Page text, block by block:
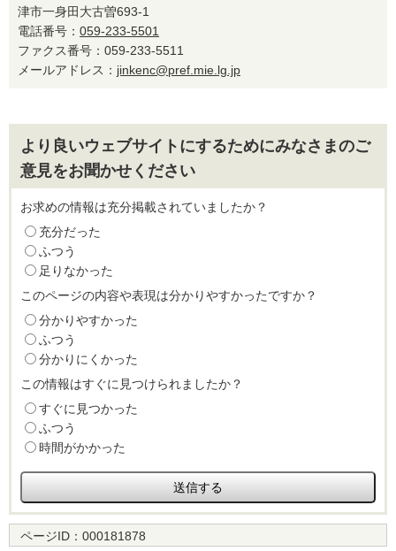
津市一身田大古曽693-1
電話番号： 059-233-5501
ファクス番号：059-233-5511
メールアドレス： jinkenc@pref.mie.lg.jp
より良いウェブサイトにするためにみなさまのご
意見をお聞かせください
お求めの情報は充分掲載されていましたか？
充分だった
ふつう
足りなかった
このページの内容や表現は分かりやすかったですか？
分かりやすかった
ふつう
分かりにくかった
この情報はすぐに見つけられましたか？
すぐに見つかった
ふつう
時間がかかった
ページID： 000181878